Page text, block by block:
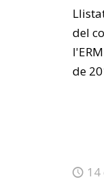
del
de